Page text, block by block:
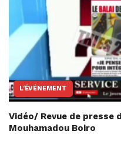
L'ÉVÉNEMENT
Vidéo/ Revue de presse
Mouhamadou Boiro